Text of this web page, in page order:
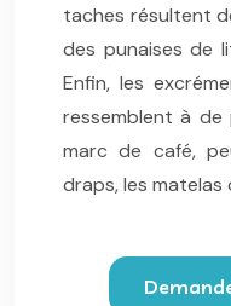
taches résultent
des punaises de
Enfin, les
ressemblent à
marc de café,
draps, les matelas